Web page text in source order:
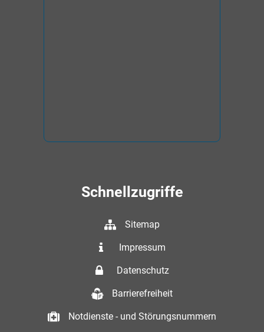
Schnellzugriffe
Sitemap
Impressum
Datenschutz
Barrierefreiheit
Notdienste - und Störungsnummern